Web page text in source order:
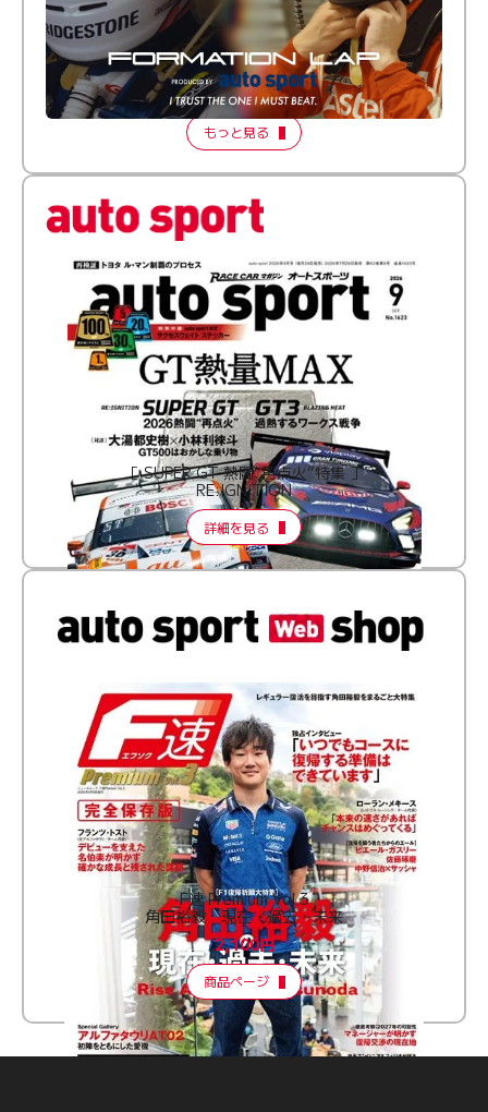
倒す相手を、信じてる。小林利徠斗 × 野村勇斗
【FORMATION LAP Produced by auto sport】
2026 Episode 2
もっと見る
［ SUPER GT 熱闘“再点火”特集 ］
RE:IGNITION
詳細を見る
F速 Premium Vol.3
角田裕毅 現在・過去・未来
2,100円
商品ページ